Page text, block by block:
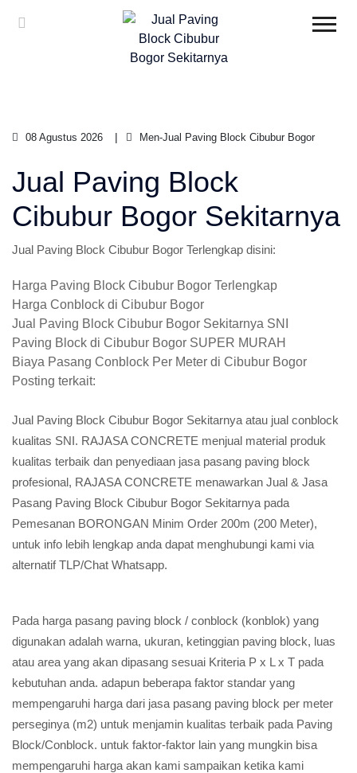
08 Agustus 2026 Men-Jual Paving Block Cibubur Bogor
Jual Paving Block
Cibubur Bogor Sekitarnya
Jual Paving Block Cibubur Bogor Terlengkap disini:
Harga Paving Block Cibubur Bogor Terlengkap
Harga Conblock di Cibubur Bogor
Jual Paving Block Cibubur Bogor Sekitarnya SNI
Paving Block di Cibubur Bogor SUPER MURAH
Biaya Pasang Conblock Per Meter di Cibubur Bogor
Posting terkait:
Jual Paving Block Cibubur Bogor Sekitarnya atau jual conblock
kualitas SNI. RAJASA CONCRETE menjual material produk
kualitas terbaik dan penyediaan jasa pasang paving block
profesional, RAJASA CONCRETE menawarkan Jual & Jasa
Pasang Paving Block Cibubur Bogor Sekitarnya pada
Pemesanan BORONGAN Minim Order 200m (200 Meter),
untuk info lebih lengkap anda dapat menghubungi kami via
alternatif TLP/Chat Whatsapp.
Pada harga pasang paving block / conblock (konblok) yang
digunakan adalah warna, ukuran, ketinggian paving block, luas
atau area yang akan dipasang sesuai Kriteria P x L x T pada
kebutuhan anda. adapun beberapa faktor standar yang
mempengaruhi harga dari jasa pasang paving block per meter
perseginya (m2) untuk menjamin kualitas terbaik pada Paving
Block/Conblock. untuk faktor-faktor lain yang mungkin bisa
mempengaruhi harga akan kami sampaikan ketika kami